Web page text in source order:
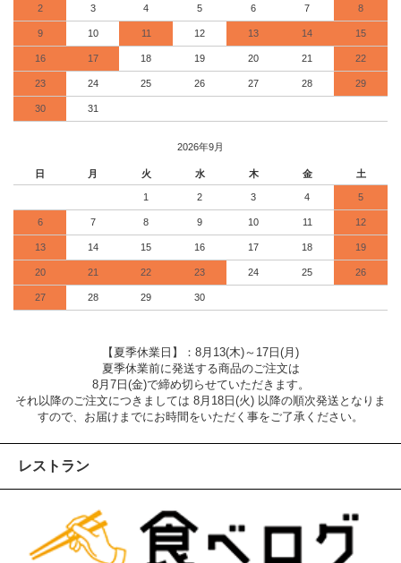
2 3 4 5 6 7 8
9 10 11 12 13 14 15
16 17 18 19 20 21 22
23 24 25 26 27 28 29
30 31
2026年9月
日 月 火 水 木 金 土
1 2 3 4 5
6 7 8 9 10 11 12
13 14 15 16 17 18 19
20 21 22 23 24 25 26
27 28 29 30
【夏季休業日】：8月13(木)～17日(月)
夏季休業前に発送する商品のご注文は
8月7日(金)で締め切らせていただきます。
それ以降のご注文につきましては 8月18日(火) 以降の順次発送となりま
すので、お届けまでにお時間をいただく事をご了承ください。
レストラン